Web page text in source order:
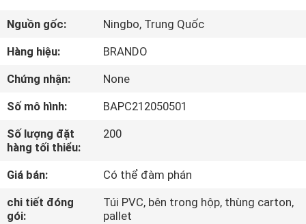
VỀ
CHÚNG
CHUYẾN
THAM
QUAN
NHÀ
Nguồn gốc:
Ningbo, Trung Quốc
Hàng hiệu:
BRANDO
Chứng nhận:
None
Số mô hình:
BAPC212050501
Số lượng đặt
hàng tối thiểu:
200
Giá bán:
Có thể đàm phán
chi tiết đóng
gói:
Túi PVC, bên trong hộp, thùng carton,
pallet